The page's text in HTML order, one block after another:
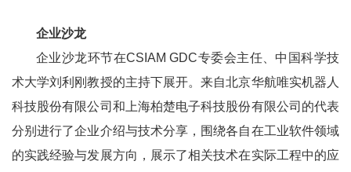
企业沙龙
企业沙龙环节在CSIAM GDC专委会主任、中国科学技
术大学刘利刚教授的主持下展开。来自北京华航唯实机器人
科技股份有限公司和上海柏楚电子科技股份有限公司的代表
分别进行了企业介绍与技术分享，围绕各自在工业软件领域
的实践经验与发展方向，展示了相关技术在实际工程中的应